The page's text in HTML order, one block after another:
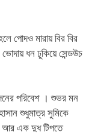
পোদও মারায় বির বির
ধন ঢুকিয়ে সেন্ডউচ
পরিবেশ । শুভর মন
শুধুমাত্র সুমিকে
আর এক দুধ টিপতে